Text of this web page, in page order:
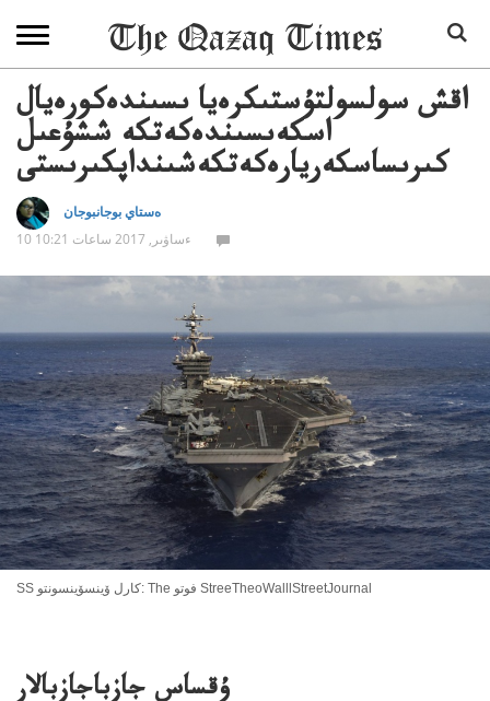
اقش سولسولتۇستىكرەيا ىسىندەكورەيال
اسكەىسىندەكەتكە ششۇعىل
كىرىساسكەريارەكەتكەشىنداپكىرىستى
ەستاي بوجانبوجان
10 ءساۋىر, 2017 ساعات 10:21
SS كارل ۆينسۆينسونتو: The فوتو StreeTheoWalllStreetJournal
ۇقساس جازباجازبالار